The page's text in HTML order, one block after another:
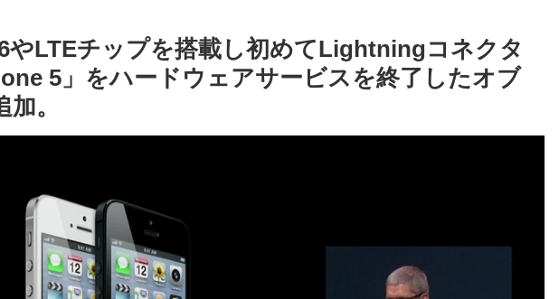
LTEチップを搭載し初めてLightningコネクタ
5」をハードウェアサービスを終了したオブ
。